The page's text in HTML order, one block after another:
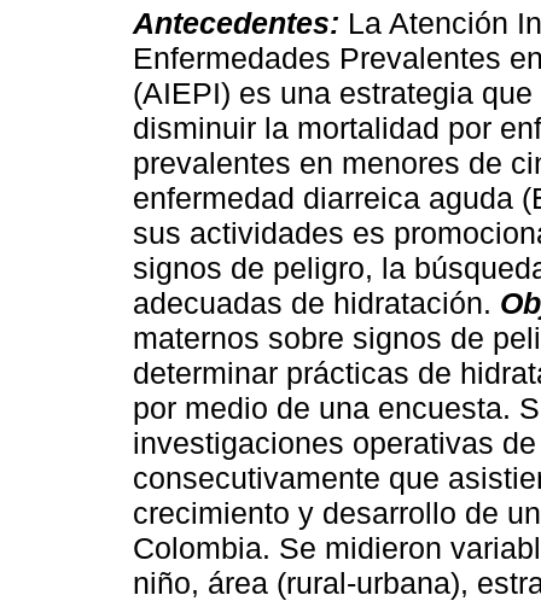
Antecedentes: La Atención
Enfermedades Prevalentes
(AIEPI) es una estrategia
disminuir la mortalidad por
prevalentes en menores de
enfermedad diarreica aguda
sus actividades es
signos de peligro, la
adecuadas de hidratación.
maternos sobre signos de
determinar prácticas de
por medio de una encuesta.
investigaciones operativas
consecutivamente que
crecimiento y desarrollo de
Colombia. Se midieron
niño, área (rural-urbana),